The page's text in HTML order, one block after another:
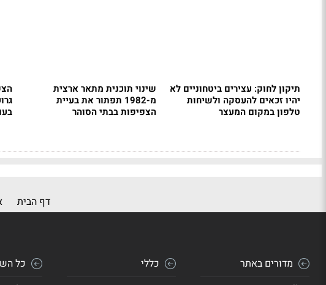
תיקון לחוק: עצירים ביטחוניים לא
יהיו זכאים להעסקה ולשיחות
טלפון במקום המעצר
שינוי תוכנית מתאר ארצית
מ-1982 תפתור את בעיית
הצפיפות בבתי הסוהר
דף הבית
מדורים באתר כללי כל